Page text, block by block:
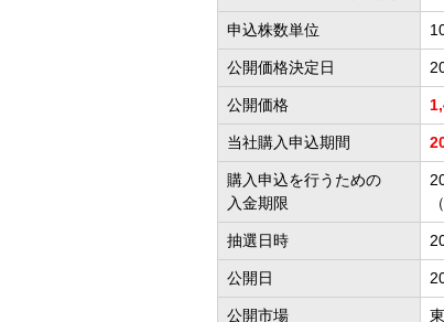
申込株数単位
公開価格決定日
公開価格
当社購入申込期間
購入申込を行うための
入金期限
抽選日時
公開日
公開市場